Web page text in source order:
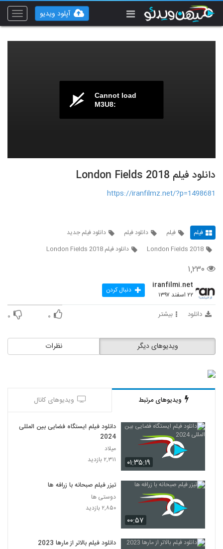
Toggle
آپلود ویدیو
Cannot load
M3U8:
دانلود فیلم London Fields 2018
https://iranfilmz.net/?p=1498681
فیلم فیلم دانلود فیلم
دانلود فیلم جدید
London Fields 2018
دانلود فیلم London Fields 2018
۱,۲۳۰
iranfilmi.net
۲۲ اسفند ۱۳۹۷ دنبال کردن
دانلود بیشتر ۰ ۰
نظرات ویدیوهای دیگر
ویدیوهای مرتبط ویدیوهای کانال
۰۱:۳۵:۱۹
دانلود فیلم ایستگاه فضایی بین المللی
2024
میلاد
۲,۳۱۱ بازدید
۰۰:۵۷
تیزر فیلم صبحانه با زرافه ها
دوستی ها
۲,۸۵۰ بازدید
دانلود فیلم بالاتر از مارها 2023